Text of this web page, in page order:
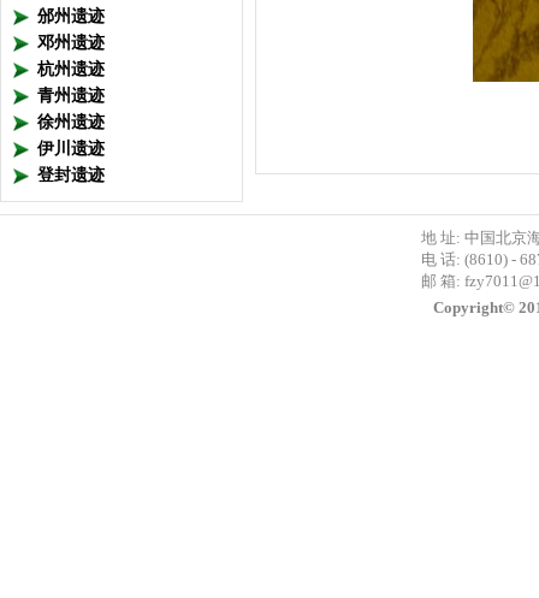
邠州遗迹
邓州遗迹
杭州遗迹
青州遗迹
徐州遗迹
伊川遗迹
登封遗迹
地 址: 中国北京
电 话: (8610) -
邮 箱:
Copyright©